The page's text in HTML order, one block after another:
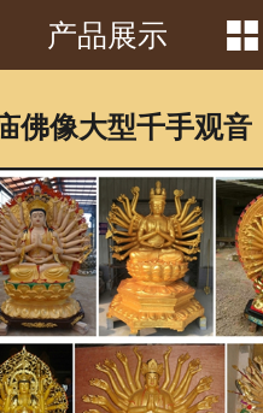
首页
产品中心
客户见证
常识问答
新闻资讯
产品展示 
佛像大型千手观音